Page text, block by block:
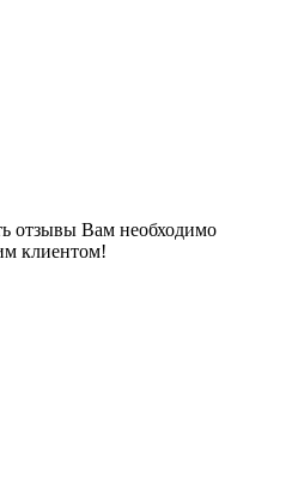
отзывы Вам необходимо
клиентом!